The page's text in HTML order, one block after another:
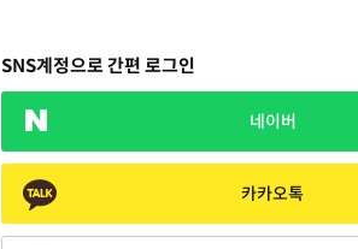
SNS계정으로 간편 로그인
네이버
카카오톡